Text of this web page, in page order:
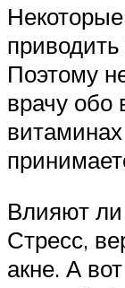
Поэтому
врачу обо
Влияют ли
Стресс,
акне. А